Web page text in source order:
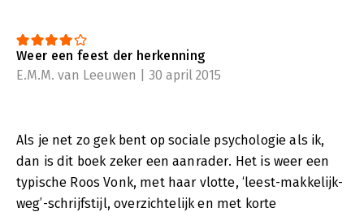
Weer een feest der herkenning
E.M.M. van Leeuwen | 30 april 2015
Als je net zo gek bent op sociale psychologie als ik,
dan is dit boek zeker een aanrader. Het is weer een
typische Roos Vonk, met haar vlotte, ‘leest-makkelijk-
weg’-schrijfstijl, overzichtelijk en met korte